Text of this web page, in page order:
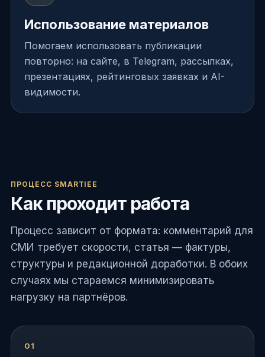
Использование материалов
Помогаем использовать публикации
повторно: на сайте, в Telegram, рассылках,
презентациях, рейтинговых заявках и AI-
видимости.
ПРОЦЕСС SMARTIEE
Как проходит работа
Процесс зависит от формата: комментарий для
СМИ требует скорости, статья — фактуры,
структуры и редакционной доработки. В обоих
случаях мы стараемся минимизировать
нагрузку на партнёров.